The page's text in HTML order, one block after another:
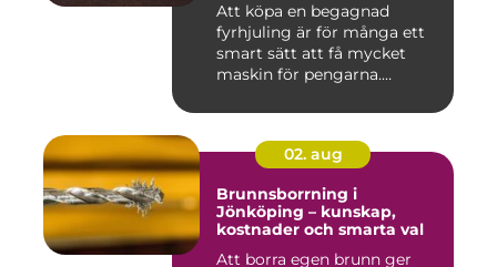
Att köpa en begagnad
fyrhjuling är för många ett
smart sätt att få mycket
maskin för pengarna.
02. aug
Brunnsborrning i
Jönköping – kunskap,
kostnader och smarta val
Att borra egen brunn ger